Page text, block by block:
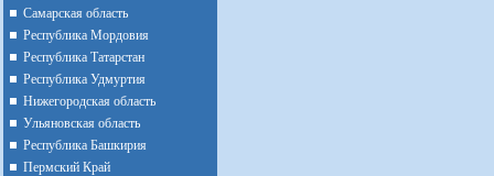
Cамарская область
Республика Мордовия
Республика Татарстан
Республика Удмуртия
Нижегородская область
Ульяновская область
Республика Башкирия
Пермский Край